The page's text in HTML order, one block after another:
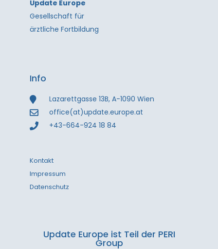
Update Europe
Gesellschaft für
ärztliche Fortbildung
Info
Lazarettgasse 13B, A-1090 Wien
office(at)update.europe.at
+43-664-924 18 84
Kontakt
Impressum
Datenschutz
Update Europe ist Teil der PERI
Group